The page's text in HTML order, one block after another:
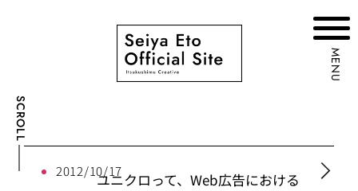
SCROLL
MENU
2012/10/17ユニクロって、Web広告における